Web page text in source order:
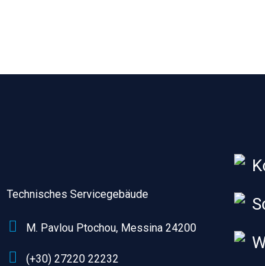
Technisches Servicegebäude
M. Pavlou Ptochou, Messina 24200
(+30) 27220 22232